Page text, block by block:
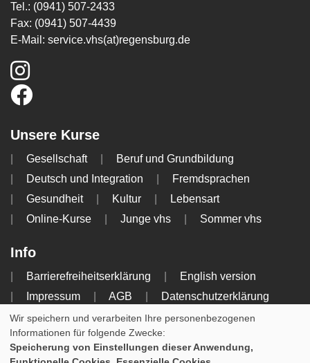
Tel.: (0941) 507-2433
Fax: (0941) 507-4439
E-Mail: service.vhs(at)regensburg.de
Unsere Kurse
Gesellschaft
Beruf und Grundbildung
Deutsch und Integration
Fremdsprachen
Gesundheit
Kultur
Lebensart
Online-Kurse
Junge vhs Sommer vhs
Info
Barrierefreiheitserklärung
English version
Impressum
AGB
Datenschutzerklärung
Widerrufsbelehrung
Cookie Einstellungen
Wir speichern und verarbeiten Ihre personenbezogenen
Informationen für folgende Zwecke:
Speicherung von Einstellungen dieser Anwendung,